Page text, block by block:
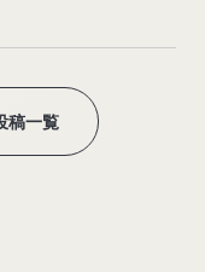
稿一覧